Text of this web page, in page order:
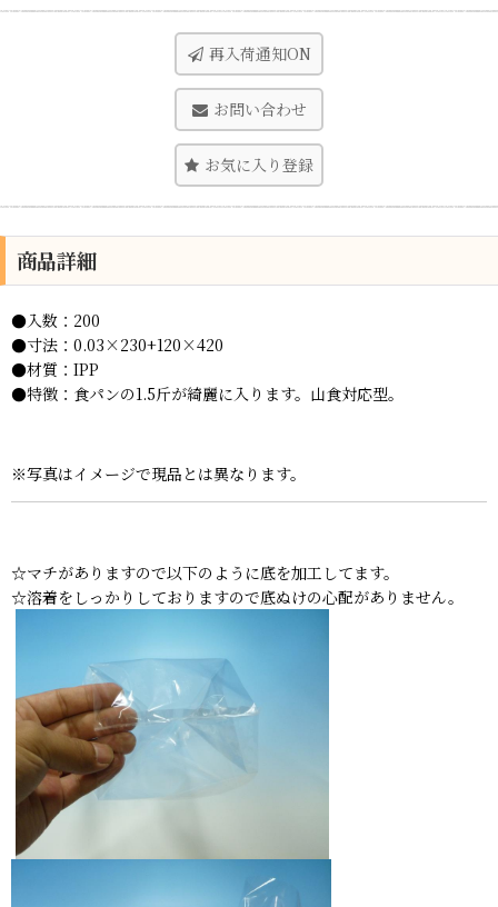
再入荷通知ON
お問い合わせ
お気に入り登録
商品詳細
●入数：200
●寸法：0.03×230+120×420
●材質：IPP
●特徴：食パンの1.5斤が綺麗に入ります。山食対応型。
※写真はイメージで現品とは異なります。
☆マチがありますので以下のように底を加工してます。
☆溶着をしっかりしておりますので底ぬけの心配がありません。